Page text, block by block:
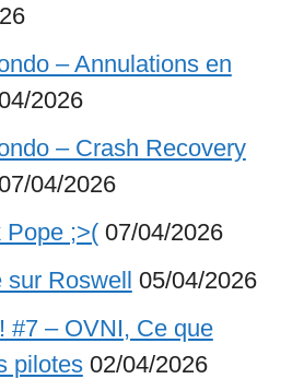
– Annulations en
2026
– Crash Recovery
04/2026
Pope ;>( 07/04/2026
sur Roswell 05/04/2026
#7 – OVNI, Ce que
pilotes 02/04/2026